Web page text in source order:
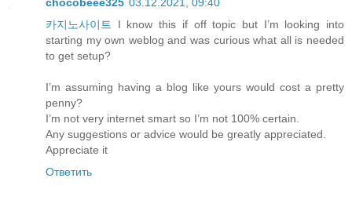
chocobeee325 03.12.2021, 09:40
카지노사이트 I know this if off topic but I’m looking into
starting my own weblog and was curious what all is needed
to get setup?
I’m assuming having a blog like yours would cost a pretty
penny?
I’m not very internet smart so I’m not 100% certain.
Any suggestions or advice would be greatly appreciated.
Appreciate it
Ответить